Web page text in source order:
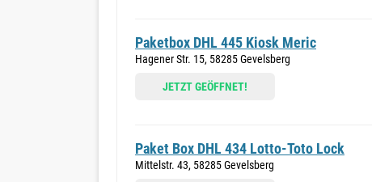
Paketbox DHL 445 Kiosk Meric
Hagener Str. 15, 58285 Gevelsberg
JETZT GEÖFFNET!
Paket Box DHL 434 Lotto-Toto Lock
Mittelstr. 43, 58285 Gevelsberg